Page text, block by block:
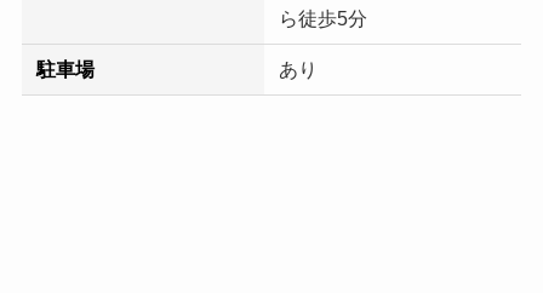
ら徒歩5分
駐車場 あり